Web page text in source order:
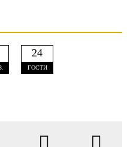
24
ГОСТИ